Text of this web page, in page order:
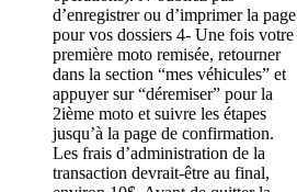
d’enregistrer ou d’imprimer la page
pour vos dossiers 4- Une fois votre
première moto remisée, retourner
dans la section “mes véhicules” et
appuyer sur “déremiser” pour la
2ième moto et suivre les étapes
jusqu’à la page de confirmation.
Les frais d’administration de la
transaction devrait-être au final,